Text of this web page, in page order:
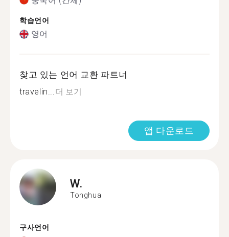
학습언어
영어
찾고 있는 언어 교환 파트너
travelin...더 보기
앱 다운로드
W.
Tonghua
구사언어